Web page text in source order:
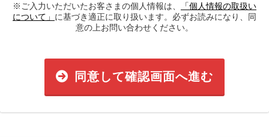
※ご入力いただいたお客さまの個人情報は、
「個人情報の取扱い
について」 に基づき適正に取り扱います。必ずお読みになり、同
意の上お問い合わせください。
同意して確認画面へ進む